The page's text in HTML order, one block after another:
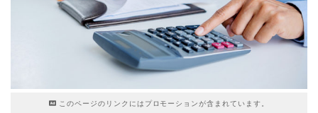
このページのリンクにはプロモーションが含まれています。